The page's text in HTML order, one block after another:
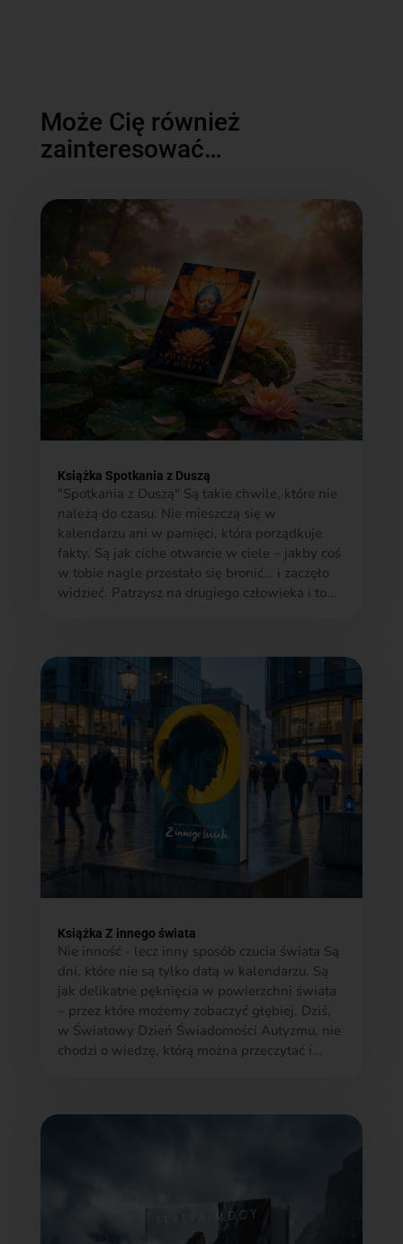
Może Cię również
zainteresować…
Książka Spotkania z Duszą
"Spotkania z Duszą" Są takie chwile, które nie
należą do czasu. Nie mieszczą się w
kalendarzu ani w pamięci, która porządkuje
fakty. Są jak ciche otwarcie w ciele – jakby coś
w tobie nagle przestało się bronić… i zaczęło
widzieć. Patrzysz na drugiego człowieka i to...
Książka Z innego świata
Nie inność - lecz inny sposób czucia świata Są
dni, które nie są tylko datą w kalendarzu. Są
jak delikatne pęknięcia w powierzchni świata
– przez które możemy zobaczyć głębiej. Dziś,
w Światowy Dzień Świadomości Autyzmu, nie
chodzi o wiedzę, którą można przeczytać i...